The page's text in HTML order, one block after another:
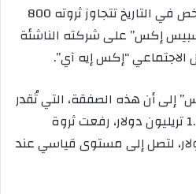
أصبح “إيلون ماسك” أول شخص في التاريخ تتجاوز ثروته 800
إكس” على شركته الناشئة
الاجتماعي “إكس إيه آي”.
إلى أن هذه الصفقة، التي تُقدر
قيمة الشركة الجديدة بـ 1.25 تريليون دولار، رفعت ثروة
84 مليار دولار، لتصل إلى مستوى قياسي عند